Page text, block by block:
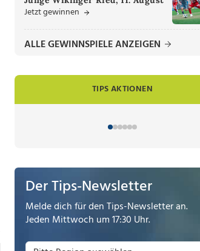
Jetzt gewinnen
ALLE GEWINNSPIELE ANZEIGEN
TIPS AKTIONEN
Der Tips-Newsletter
Melde dich für den Tips-Newsletter an.
Jeden Mittwoch um 17:30 Uhr.